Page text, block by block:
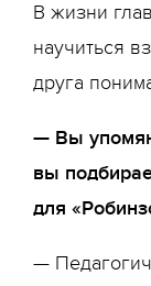
В жизни
научиться
друга
— Вы
вы
для
—